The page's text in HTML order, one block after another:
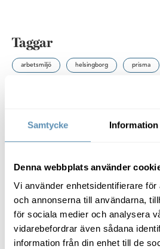
Samtycke Information
Denna webbplats använder
Vi använder enhetsidentifierare
och annonserna till användarna,
för sociala medier och analysera
vidarebefordrar även sådana
information från din enhet till de
Taggar
arbetsmiljö helsingborg prisma
Läs mer om Hetch
Ta del av Bisqo